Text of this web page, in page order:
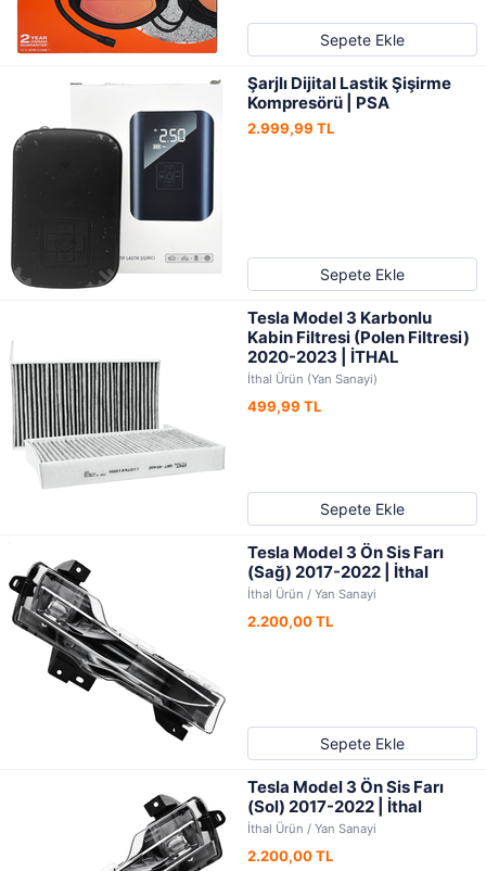
Sepete Ekle
Şarjlı Dijital Lastik Şişirme
Kompresörü | PSA
2.999,99 TL
Sepete Ekle
Tesla Model 3 Karbonlu
Kabin Filtresi (Polen Filtresi)
2020-2023 | İTHAL
İthal Ürün (Yan Sanayi)
499,99 TL
Sepete Ekle
Tesla Model 3 Ön Sis Farı
(Sağ) 2017-2022 | İthal
İthal Ürün / Yan Sanayi
2.200,00 TL
Sepete Ekle
Tesla Model 3 Ön Sis Farı
(Sol) 2017-2022 | İthal
İthal Ürün / Yan Sanayi
2.200,00 TL